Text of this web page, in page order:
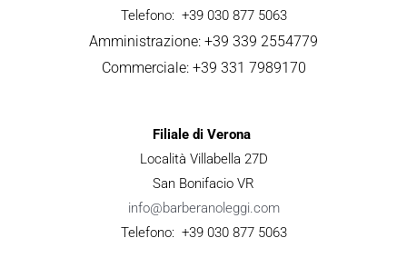
Telefono: +39 030 877 5063
Amministrazione: +39 339 2554779
Commerciale: +39 331 7989170
Filiale di Verona
Località Villabella 27D
San Bonifacio VR
info@barberanoleggi.com
Telefono: +39 030 877 5063